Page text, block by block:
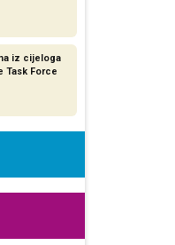
iz cijeloga
Task Force